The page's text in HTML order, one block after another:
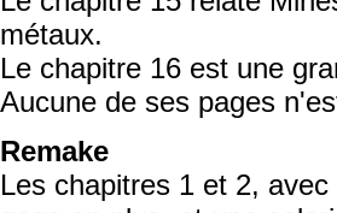
métaux.
Le chapitre 16 est une
Aucune de ses pages
Remake
Les chapitres 1 et 2,